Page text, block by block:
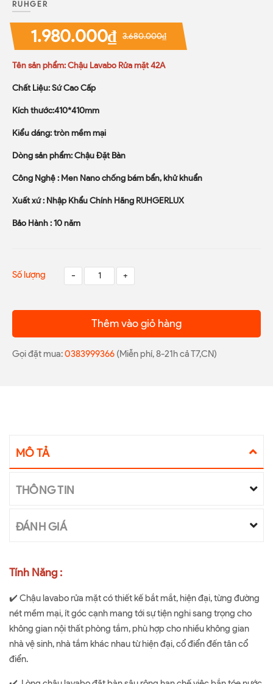
RUHGER
1.980.000₫ 3.680.000₫
Tên sản phẩm: Chậu Lavabo Rửa mặt 42A
Chất Liệu: Sứ Cao Cấp
Kích thước:410*410mm
Kiểu dáng: tròn mềm mại
Dòng sản phẩm: Chậu Đặt Bàn
Công Nghệ : Men Nano chống bám bẩn, khử khuẩn
Xuất xứ : Nhập Khẩu Chính Hãng RUHGERLUX
Bảo Hành : 10 năm
Số lượng - +
Thêm vào giỏ hàng
Gọi đặt mua:0383999366 (Miễn phí, 8-21h cả T7,CN)
MÔ TẢ
THÔNG TIN
ĐÁNH GIÁ
Tính Năng :
✔️ Chậu lavabo rửa mặt có thiết kế bắt mắt, hiện đại, từng đường
nét mềm mại, ít góc cạnh mang tới sự tiện nghi sang trọng cho
không gian nội thất phòng tắm, phù hợp cho nhiều không gian
nhà vệ sinh, nhà tắm khác nhau từ hiện đại, cổ điển đến tân cổ
điển.